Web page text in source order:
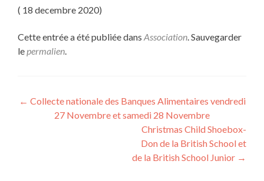
( 18 decembre 2020)
Cette entrée a été publiée dans Association. Sauvegarder
lepermalien.
Navigation
← Collecte nationale des Banques Alimentaires vendredi
27 Novembre et samedi 28 Novembre
Christmas Child Shoebox-
Don de la British School et
de la British School Junior →